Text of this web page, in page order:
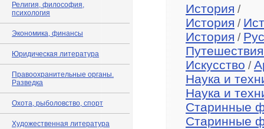
Религия, философия,
психология
Экономика, финансы
Юридическая литература
Правоохранительные органы.
Разведка
Охота, рыболовство, спорт
Художественная литература
История /
История /
История /
Искусство /
Наука и
Наука и
Старинные
Старинные